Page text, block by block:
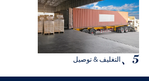
5、 التغليف & توصيل